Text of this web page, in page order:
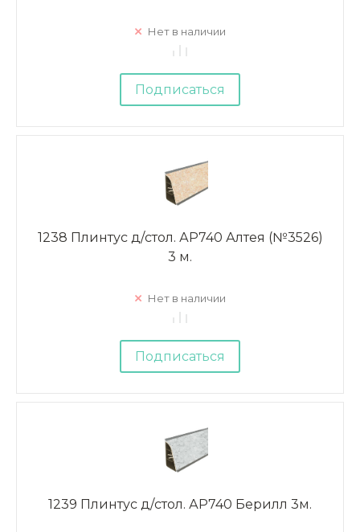
Нет в наличии
Подписаться
1238 Плинтус д/стол. АР740 Алтея (№3526)
3 м.
Нет в наличии
Подписаться
1239 Плинтус д/стол. АР740 Берилл 3м.